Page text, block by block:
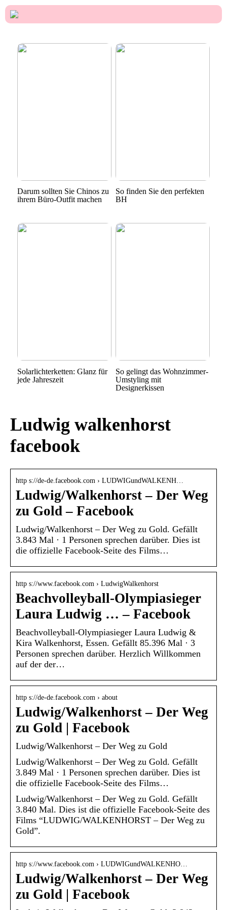
Darum sollten Sie Chinos zu
ihrem Büro-Outfit machen
So finden Sie den perfekten
BH
Solarlichterketten: Glanz für
jede Jahreszeit
So gelingt das Wohnzimmer-
Umstyling mit
Designerkissen
Ludwig walkenhorst
facebook
http s://de-de.facebook.com › LUDWIGundWALKENH…
Ludwig/Walkenhorst – Der Weg
zu Gold – Facebook
Ludwig/Walkenhorst – Der Weg zu Gold. Gefällt
3.843 Mal · 1 Personen sprechen darüber. Dies ist
die offizielle Facebook-Seite des Films…
http s://www.facebook.com › LudwigWalkenhorst
Beachvolleyball-Olympiasieger
Laura Ludwig … – Facebook
Beachvolleyball-Olympiasieger Laura Ludwig &
Kira Walkenhorst, Essen. Gefällt 85.396 Mal · 3
Personen sprechen darüber. Herzlich Willkommen
auf der der…
http s://de-de.facebook.com › about
Ludwig/Walkenhorst – Der Weg
zu Gold | Facebook
Ludwig/Walkenhorst – Der Weg zu Gold
Ludwig/Walkenhorst – Der Weg zu Gold. Gefällt
3.849 Mal · 1 Personen sprechen darüber. Dies ist
die offizielle Facebook-Seite des Films…
Ludwig/Walkenhorst – Der Weg zu Gold. Gefällt
3.840 Mal. Dies ist die offizielle Facebook-Seite des
Films “LUDWIG/WALKENHORST – Der Weg zu
Gold”.
http s://www.facebook.com › LUDWIGundWALKENHO…
Ludwig/Walkenhorst – Der Weg
zu Gold | Facebook